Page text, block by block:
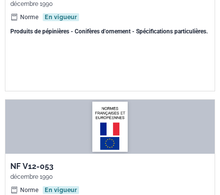
décembre 1990
Norme
En vigueur
Produits de pépinières - Conifères d'ornement - Spécifications particulières.
NF V12-053
décembre 1990
Norme
En vigueur